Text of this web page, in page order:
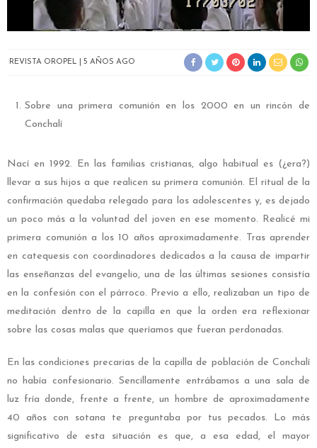
REVISTA OROPEL 5 AÑOS AGO
Sobre una primera comunión en los 2000 en un rincón de
Conchalí
Nací en 1992. En las familias cristianas, algo habitual es (¿era?)
llevar a sus hijos a que realicen su primera comunión. El ritual de la
confirmación quedaba relegado para los adolescentes y, es dejado
un poco más a la voluntad del joven en ese momento. Realicé mi
primera comunión a los 10 años aproximadamente. Tras aprender
en catequesis con coordinadores dedicados a la causa de impartir
las enseñanzas del evangelio, una de las últimas sesiones consistía
en la confesión con el párroco. Previo a ello, realizaban un tipo de
meditación dentro de la capilla en que la orden era reflexionar
sobre las cosas malas que queríamos que fueran perdonadas.
En las condiciones precarias de la capilla de población de Conchalí
no había confesionario. Sencillamente entrábamos a una sala de
luz fría donde, frente a frente, un hombre de aproximadamente
40 años con sotana te preguntaba por tus pecados. Lo más
significativo de esta situación es que, a esa edad, el mayor